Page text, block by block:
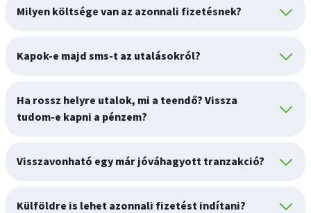
Milyen költsége van az azonnali fizetésnek?
Kapok-e majd sms-t az utalásokról?
Ha rossz helyre utalok, mi a teendő? Vissza
tudom-e kapni a pénzem?
Visszavonható egy már jóváhagyott tranzakció?
Külföldre is lehet azonnali fizetést indítani?